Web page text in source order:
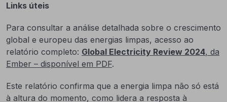
Links úteis
Para consultar a análise detalhada sobre o crescimento
global e europeu das energias limpas, acesso ao
relatório completo: Global Electricity Review 2024, da
Ember – disponível em PDF.
Este relatório confirma que a energia limpa não só está
à altura do momento, como lidera a resposta à